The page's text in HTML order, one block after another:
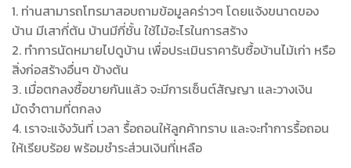
1. ท่านสามารถโทรมาสอบถามข้อมูลคร่าวๆ โดยแจ้งขนาดของ
บ้าน มีเสากี่ต้น บ้านมีกี่ชั้น ใช้ไม้อะไรในการสร้าง
2. ทำการนัดหมายไปดูบ้าน เพื่อประเมินราคารับซื้อบ้านไม้เก่า หรือ
สิ่งก่อสร้างอื่นๆ ข้างต้น
3. เมื่อตกลงซื้อขายกันแล้ว จะมีการเซ็นต์สัญญา และวางเงิน
มัดจำตามที่ตกลง
4. เราจะแจ้งวันที่ เวลา รื้อถอนให้ลูกค้าทราบ และจะทำการรื้อถอน
ให้เรียบร้อย พร้อมชำระส่วนเงินที่เหลือ